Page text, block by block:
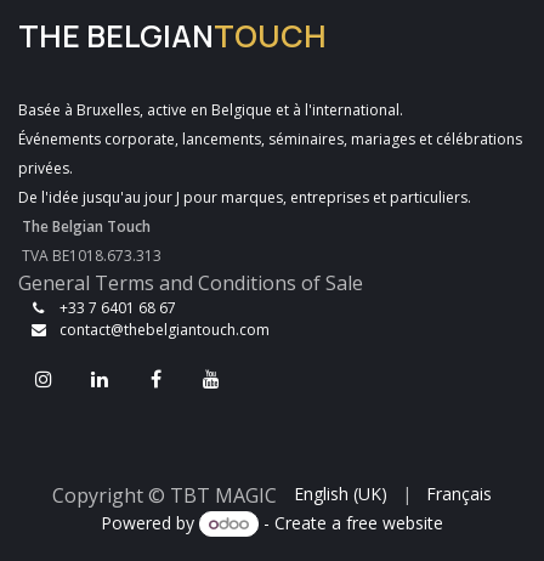
THE BELGIANTOUCH
Basée à Bruxelles, active en Belgique et à l'international.
Événements corporate, lancements, séminaires, mariages et célébrations
privées.
De l'idée jusqu'au jour J pour marques, entreprises et particuliers.
The Belgian Touch
TVA BE1018.673.313
General Terms and Conditions of Sale
+33 7 6401 68 67
contact@thebelgiantouch.com
Copyright © TBT MAGIC English (UK) |
Français
Powered by
- Create a free website